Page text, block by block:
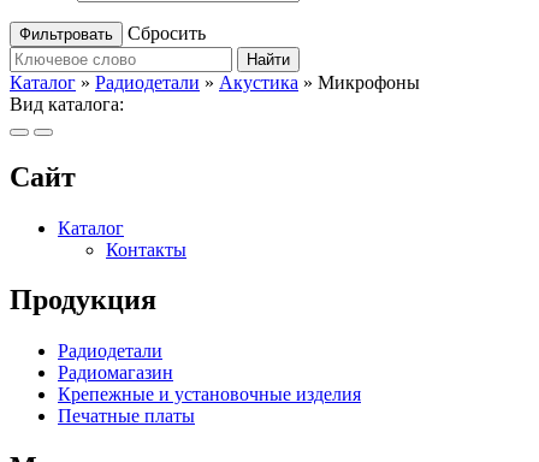
Сбросить
Найти
Каталог » Радиодетали » Акустика » Микрофоны
Вид каталога:
Сайт
Каталог
Контакты
Продукция
Радиодетали
Радиомагазин
Крепежные и установочные изделия
Печатные платы